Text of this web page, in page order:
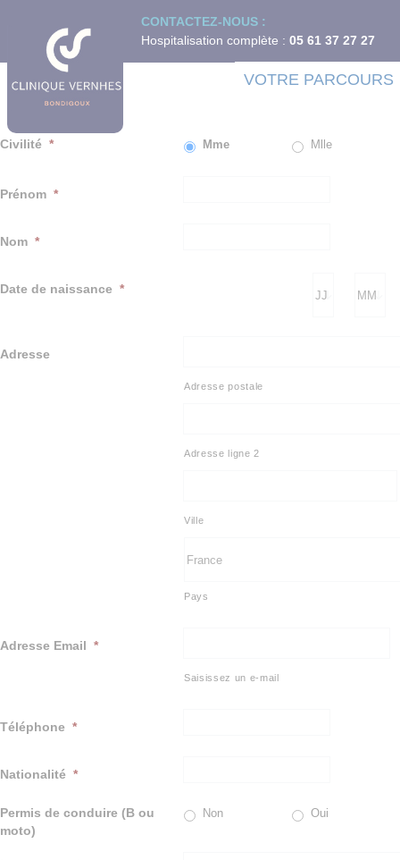
CONTACTEZ-NOUS :
Hospitalisation complète : 05 61 37 27 27
VOTRE PARCOURS
Déposez votre candidature en remplissant ce formulaire.
Civilité * Mme Mlle
Prénom *
Nom *
Date de naissance *
Adresse
Adresse postale
Adresse ligne 2
Ville
Pays
Adresse Email *
Saisissez un e-mail
Téléphone *
Nationalité *
Permis de conduire (B ou
moto)
Non Oui